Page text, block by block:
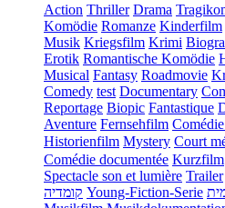
Action Thriller Drama
Komödie Romanze Kinderfilm
Musik Kriegsfilm Krimi
Erotik Romantische Komödie
Musical Fantasy Roadmovie
Comedy test Documentary
Reportage Biopic Fantastique
Aventure Fernsehfilm
Historienfilm Mystery Court
Comédie documentée Kurzfilm
Spectacle son et lumière Trailer
קומדיה Young-Fiction-Serie